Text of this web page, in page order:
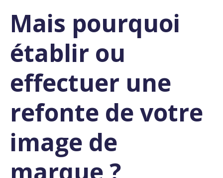
Mais pourquoi
établir ou
effectuer une
refonte de votre
image de